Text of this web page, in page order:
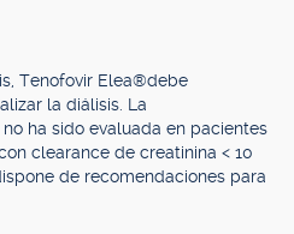
Tenofovir Elea®debe
la diálisis. La
ha sido evaluada en pacientes
clearance de creatinina < 10
de recomendaciones para